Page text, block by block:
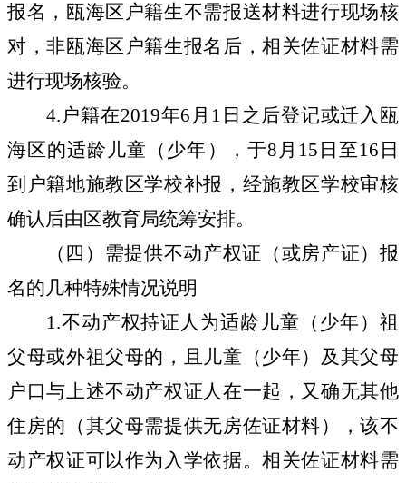
报名，瓯海区户籍生不需报送材料进行现场核
对，非瓯海区户籍生报名后，相关佐证材料需
进行现场核验。
4.户籍在2019年6 月 1 日之后登记或迁入瓯
海区的适龄儿童（少年），于8 月 15 日至16 日
到户籍地施教区学校补报，经施教区学校审核
确认后由区教育局统筹安排。
（四）需提供不动产权证（或房产证）报
名的几种特殊情况说明
1.不动产权持证人为适龄儿童（少年）祖
父母或外祖父母的，且儿童（少年）及其父母
户口与上述不动产权证人在一起，又确无其他
住房的（其父母需提供无房佐证材料），该不
动产权证可以作为入学依据。相关佐证材料需